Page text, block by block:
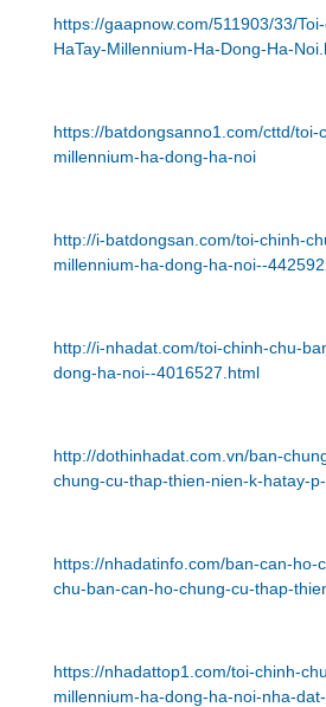
https://gaapnow.com/511903/33/
HaTay-Millennium-Ha-Dong-Ha-
https://batdongsanno1.com/cttd/
millennium-ha-dong-ha-noi
http://i-batdongsan.com/toi-chinh-
millennium-ha-dong-ha-noi--
http://i-nhadat.com/toi-chinh-chu-
dong-ha-noi--4016527.html
http://dothinhadat.com.vn/ban-
chung-cu-thap-thien-nien-k-hatay-
https://nhadatinfo.com/ban-can-
chu-ban-can-ho-chung-cu-thap-
https://nhadattop1.com/toi-chinh-
millennium-ha-dong-ha-noi-nha-